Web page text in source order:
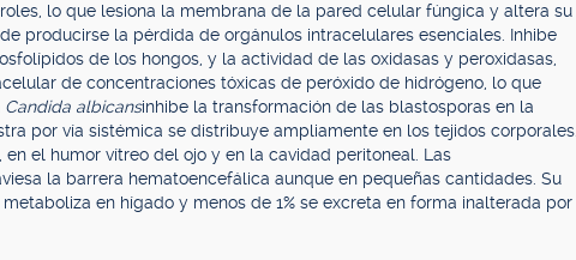
lo que lesiona la membrana de la pared celular fúngica y altera su
producirse la pérdida de orgánulos intracelulares esenciales. Inhibe
de los hongos, y la actividad de las oxidasas y peroxidasas,
de concentraciones tóxicas de peróxido de hidrógeno, lo que
Candida albicansinhibe la transformación de las blastosporas en la
por vía sistémica se distribuye ampliamente en los tejidos corporales.
el humor vítreo del ojo y en la cavidad peritoneal. Las
la barrera hematoencefálica aunque en pequeñas cantidades. Su
en hígado y menos de 1% se excreta en forma inalterada por